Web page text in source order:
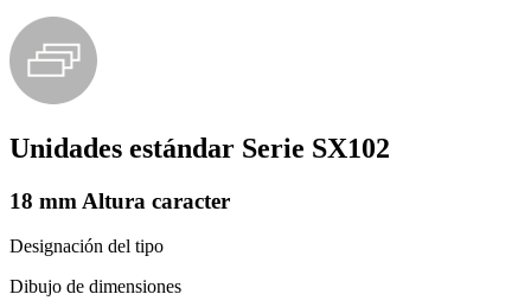
Unidades estándar Serie SX102
18 mm Altura caracter
Designación del tipo
Dibujo de dimensiones